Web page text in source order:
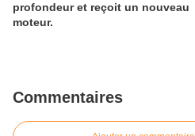
profondeur et reçoit un nouveau
moteur.
Commentaires